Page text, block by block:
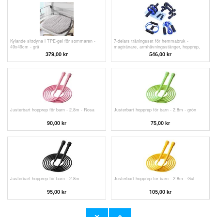
Kylande sittdyna i TPE-gel för sommaren -
49x49cm - grå
379,00 kr
7-delars träningsset för hemmabruk -
magtränare, armhävningsstänger, hopprep,
handgreppstränare och brösttränare
546,00 kr
Justerbart hopprep för barn - 2.8m - Rosa
90,00 kr
Justerbart hopprep för barn - 2.8m - grön
75,00 kr
Justerbart hopprep för barn - 2.8m
95,00 kr
Justerbart hopprep för barn - 2.8m - Gul
105,00 kr